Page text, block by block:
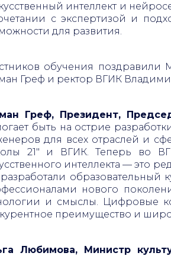
интеллект и
с экспертизой и
для развития.
обучения
Греф и ректор ВГИК
Греф, Президент,
быть на острие
для всех отраслей и
21" и ВГИК. Теперь во
интеллекта — это
образовательный
нового
и смыслы. Цифровые
преимущество и
Любимова, Министр